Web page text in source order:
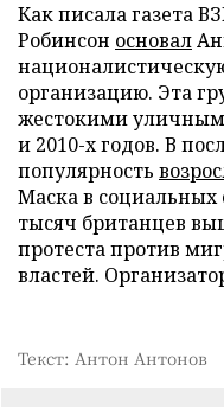
Как писала газета
Робинсон основал
организацию. Эта
жестокими
и 2010-х годов. В
популярность
Маска в социальных
тысяч британцев
протеста против
властей.
Текст: Антон Антонов